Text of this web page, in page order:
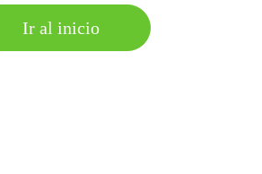
Ir al inicio